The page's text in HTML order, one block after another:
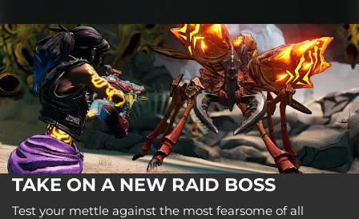
TAKE ON A NEW RAID BOSS
Test your mettle against the most fearsome of all